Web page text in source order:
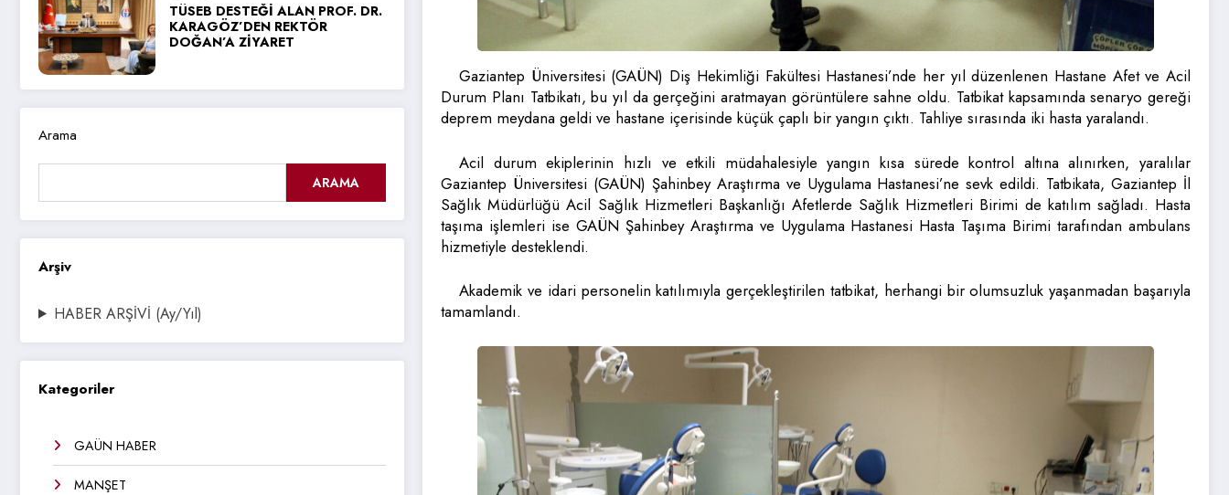
TÜSEB DESTEĞİ ALAN PROF. DR.
KARAGÖZ’DEN REKTÖR
DOĞAN’A ZİYARET
Arama
ARAMA
Arşiv
HABER ARŞİVİ (Ay/Yıl)
Kategoriler
GAÜN HABER
MANŞET
Gaziantep Üniversitesi (GAÜN) Diş Hekimliği Fakültesi Hastanesi’nde her yıl düzenlenen Hastane Afet ve Acil
Durum Planı Tatbikatı, bu yıl da gerçeğini aratmayan görüntülere sahne oldu. Tatbikat kapsamında senaryo gereği
deprem meydana geldi ve hastane içerisinde küçük çaplı bir yangın çıktı. Tahliye sırasında iki hasta yaralandı.
Acil durum ekiplerinin hızlı ve etkili müdahalesiyle yangın kısa sürede kontrol altına alınırken, yaralılar
Gaziantep Üniversitesi (GAÜN) Şahinbey Araştırma ve Uygulama Hastanesi’ne sevk edildi. Tatbikata, Gaziantep İl
Sağlık Müdürlüğü Acil Sağlık Hizmetleri Başkanlığı Afetlerde Sağlık Hizmetleri Birimi de katılım sağladı. Hasta
taşıma işlemleri ise GAÜN Şahinbey Araştırma ve Uygulama Hastanesi Hasta Taşıma Birimi tarafından ambulans
hizmetiyle desteklendi.
Akademik ve idari personelin katılımıyla gerçekleştirilen tatbikat, herhangi bir olumsuzluk yaşanmadan başarıyla
tamamlandı.